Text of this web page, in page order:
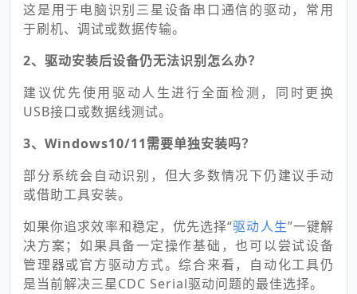
这是用于电脑识别三星设备串口通信的驱动，常用
于刷机、调试或数据传输。
2、驱动安装后设备仍无法识别怎么办？
建议优先使用驱动人生进行全面检测，同时更换
USB接口或数据线测试。
3、Windows10/11需要单独安装吗？
部分系统会自动识别，但大多数情况下仍建议手动
或借助工具安装。
如果你追求效率和稳定，优先选择“驱动人生”一键解
决方案；如果具备一定操作基础，也可以尝试设备
管理器或官方驱动方式。综合来看，自动化工具仍
是当前解决三星CDC Serial驱动问题的最佳选择。